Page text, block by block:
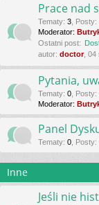
Prace nad
Tematy: 3 Posty:
Moderator:
Ostatni post:
autor: doctor, 04
Pytania,
Tematy: 0 Posty:
Moderator:
Panel
Tematy: 0 Posty:
Inne
Jeśli nie